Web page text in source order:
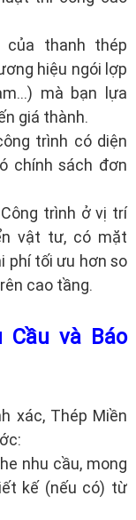
của thanh thép
hiệu ngói lợp
mà bạn lựa
giá thành.
trình có diện
chính sách đơn
trình ở vị trí
vật tư, có mặt
phí tối ưu hơn so
cao tầng.
Cầu và Báo
xác, Thép Miền
nhu cầu, mong
kế (nếu có) từ